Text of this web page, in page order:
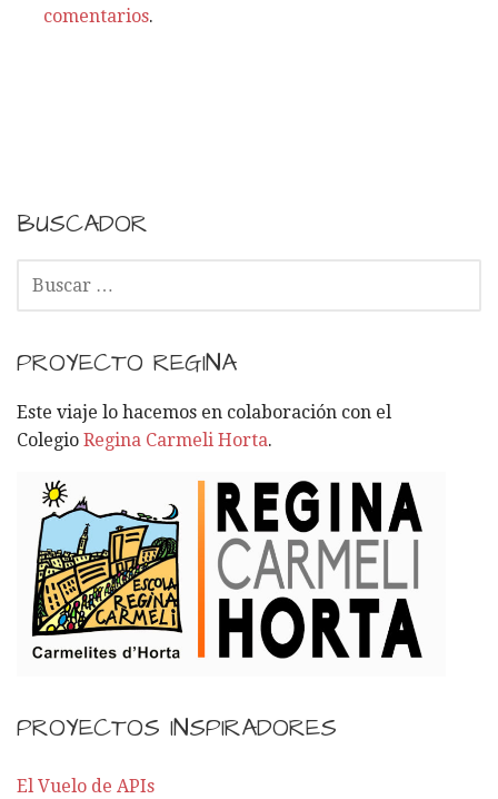
comentarios.
BUSCADOR
C
R
:
PROYECTO REGINA
Este viaje lo hacemos en colaboración con el
Colegio Regina Carmeli Horta.
PROYECTOS INSPIRADORES
El Vuelo de APIs